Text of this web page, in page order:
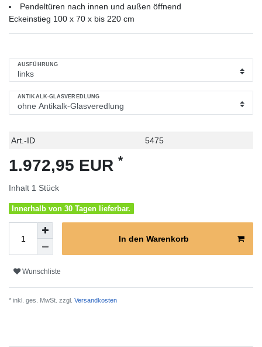
Pendeltüren nach innen und außen öffnend
Eckeinstieg 100 x 70 x bis 220 cm
AUSFÜHRUNG
ANTIKALK-GLASVEREDLUNG
Technisches
Wert
Art.-ID 5475
1.972,95 EUR *
Inhalt 1 Stück
Innerhalb von 30 Tagen lieferbar.
In den Warenkorb
Wunschliste
* inkl. ges. MwSt. zzgl. Versandkosten